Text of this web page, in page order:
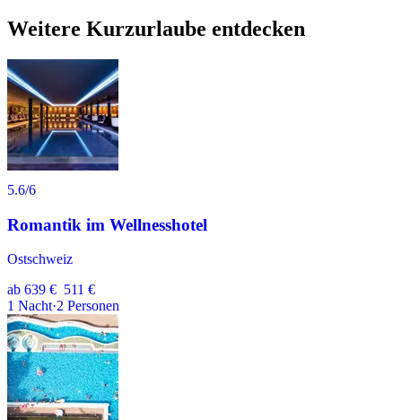
Weitere Kurzurlaube entdecken
5.6/6
Romantik im Wellnesshotel
Ostschweiz
ab 639 € 511 €
1 Nacht·2 Personen